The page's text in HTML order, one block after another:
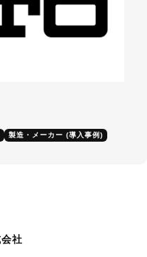
製造・メーカー (導入事例)
社